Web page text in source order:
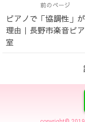
前のページ
ピアノで「協調性」
理由｜長野市楽音ピ
室